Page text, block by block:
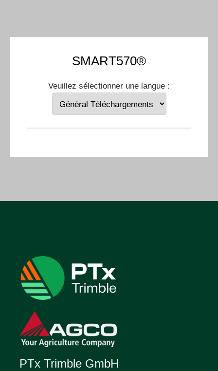
SMART570®
Veuillez sélectionner une langue :
PTx Trimble GmbH